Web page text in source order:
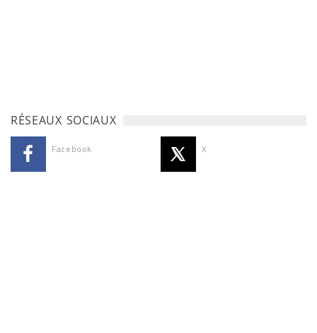
RÉSEAUX SOCIAUX
Facebook X